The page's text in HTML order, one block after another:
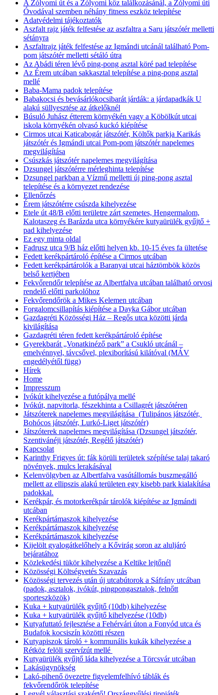
A Zólyomi út és a Zólyomi köz találkozásánál, a Zólyomi úti
Óvodával szemben néhány fitness eszköz telepítése
Adatvédelmi tájékoztatók
Aszfalt rajz játék felfestése az aszfaltra a Saru játszótér melletti
sétányra
Aszfaltrajz játék felfestése az Igmándi utcánál található Pom-
pom játszótér melletti sétáló útra
Az Abádi téren lévő ping-pong asztal köré pad telepítése
Az Érem utcában sakkasztal telepítése a ping-pong asztal
mellé
Baba-Mama padok telepítése
Babakocsi és bevásárlókocsibarát járdák: a járdapadkák U
alakú süllyesztése az átkelőknél
Búsuló Juhász étterem környékén vagy a Köbölkút utcai
iskola környékén olvasó kuckó kiépítése
Cirmos utcai Katicabogár játszótér, Költők parkja Karikás
játszótér és Igmándi utcai Pom-pom játszótér napelemes
megvilágítása
Csúszkás játszótér napelemes megvilágítása
Dzsungel játszótérre mérleghinta telepítése
Dzsungel parkban a Vízmű melletti új ping-pong asztal
telepítése és a környezet rendezése
Ellenőrzés
Érem játszótérre csúszda kihelyezése
Etele út 48/B előtti területre zárt szemetes, Hengermalom,
Kalotaszeg és Barázda utca környékére kutyaürülék gyűjtő +
pad kihelyezése
Ez egy minta oldal
Fadrusz utca 9/B ház előtti helyen kb. 10-15 éves fa ültetése
Fedett kerékpártároló építése a Cirmos utcában
Fedett kerékpártárolók a Baranyai utcai háztömbök közös
belső kertjében
Fekvőrendőr telepítése az Albertfalva utcában található orvosi
rendelő előtti parkolóhoz
Fekvőrendőrök a Mikes Kelemen utcában
Forgalomcsillapítás kiépítése a Dayka Gábor utcában
Gazdagréti Közösségi Ház – Regős utca közötti járda
kivilágítása
Gazdagréti téren fedett kerékpártároló építése
Gyerekbarát „Vonatkinéző park” a Csukló utcánál –
emelvénnyel, távcsővel, plexiborítású kilátóval (MÁV
engedélyétől függ)
Hírek
Home
Impresszum
Ivókút kihelyezése a futópálya mellé
Ivókút, napvitorla, fészekhinta a Csillagrét játszótéren
Játszóterek napelemes megvilágítása (Tulipános játszótér,
Bohócos játszótér, Lurkó-Liget játszótér)
Játszóterek napelemes megvilágítása (Dzsungel játszótér,
Szentivánéji játszótér, Regélő játszótér)
Kapcsolat
Karinthy Frigyes út: fák körüli területek szépítése talaj takaró
növények, mulcs lerakásával
Kelenvölgyben az Albertfalva vasútállomás buszmegálló
mellett az ellipszis alakú területen egy kisebb park kialakítása
padokkal.
Kerékpár, és motorkerékpár tárolók kiépítése az Igmándi
utcában
Kerékpártámaszok kihelyezése
Kerékpártámaszok kihelyezése
Kerékpártámaszok kihelyezése
Kijelölt gyalogátkelőhely a Kővirág soron az aluljáró
bejáratához
Közlekedési tükör kihelyezése a Keltike lejtőnél
Közösségi Költségvetés Szavazás
Közösségi tervezés után új utcabútorok a Sáfrány utcában
(padok, asztalok, ivókút, pingpongasztalok, felnőtt
sporteszközök)
Kuka + kutyaürülék gyűjtő (10db) kihelyezése
Kuka + kutyaürülék gyűjtő kihelyezése (10db)
Kutyafuttató fejlesztése a Fehérvári úton a Fonyód utca és
Budafok kocsiszín közötti részen
Kutyapiszok tároló + kommunális kukák kihelyezése a
Rétköz felöli szervízút mellé
Kutyaürülék gyűjtő láda kihelyezése a Törcsvár utcában
Lakásügynökség
Lakó-pihenő övezetre figyelemfelhívó táblák és
fekvőrendőrök telepítése